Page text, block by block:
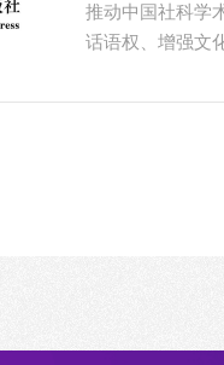
推动中国社科学
话语权、增强文
术期刊高质量发